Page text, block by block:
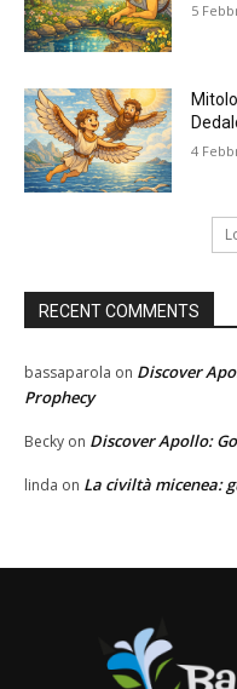
5
4
RECENT COMMENTS
bassaparola on Discover
Prophecy
Becky on Discover Apollo:
linda on La civiltà micenea: